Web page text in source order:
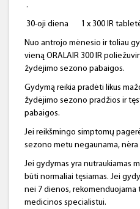
.
30-oji diena 1 x 300 IR
Nuo antrojo mėnesio ir toliau
vieną ORALAIR 300 IR
žydėjimo sezono pabaigos.
Gydymą reikia pradėti likus
žydėjimo sezono pradžios ir
pabaigos.
Jei reikšmingo simptomų
sezono metu negaunama,
Jei gydymas yra nutraukiamas
būti normaliai tęsiamas. Jei
nei 7 dienos,
medicinos specialistui.